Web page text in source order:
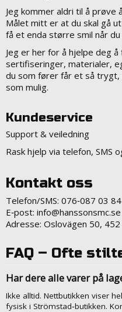
Jeg kommer aldri til å prøve
Målet mitt er at du skal gå
få et enda større smil når
Jeg er her for å hjelpe deg
sertifiseringer, materialer,
du som fører får et så trygt,
som mulig.
Kundeservice
Support & veiledning
Rask hjelp via telefon, SMS
Kontakt oss
Telefon/SMS: 076‑087 03 84
E‑post: info@hanssonsmc.se
Adresse: Oslovägen 50,
FAQ – Ofte
Har dere alle varer på
Ikke alltid. Nettbutikken viser
fysisk i Strömstad‑butikken.